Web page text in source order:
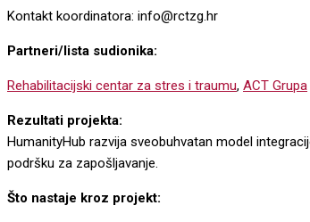
Kontakt koordinatora: info@rctzg.hr
Partneri/lista sudionika:
Rehabilitacijski centar za stres i traumu, ACT Grupa
Rezultati projekta:
HumanityHub razvija sveobuhvatan model
podršku za zapošljavanje.
Što nastaje kroz projekt: